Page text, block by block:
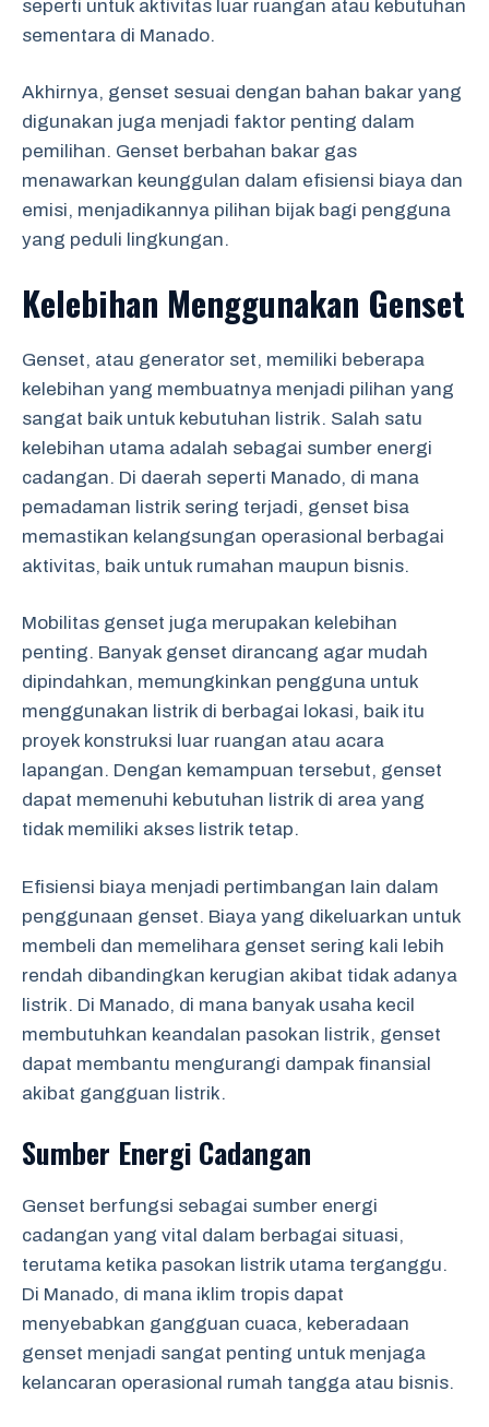
seperti untuk aktivitas luar ruangan atau kebutuhan
sementara di Manado.
Akhirnya, genset sesuai dengan bahan bakar yang
digunakan juga menjadi faktor penting dalam
pemilihan. Genset berbahan bakar gas
menawarkan keunggulan dalam efisiensi biaya dan
emisi, menjadikannya pilihan bijak bagi pengguna
yang peduli lingkungan.
Kelebihan Menggunakan Genset
Genset, atau generator set, memiliki beberapa
kelebihan yang membuatnya menjadi pilihan yang
sangat baik untuk kebutuhan listrik. Salah satu
kelebihan utama adalah sebagai sumber energi
cadangan. Di daerah seperti Manado, di mana
pemadaman listrik sering terjadi, genset bisa
memastikan kelangsungan operasional berbagai
aktivitas, baik untuk rumahan maupun bisnis.
Mobilitas genset juga merupakan kelebihan
penting. Banyak genset dirancang agar mudah
dipindahkan, memungkinkan pengguna untuk
menggunakan listrik di berbagai lokasi, baik itu
proyek konstruksi luar ruangan atau acara
lapangan. Dengan kemampuan tersebut, genset
dapat memenuhi kebutuhan listrik di area yang
tidak memiliki akses listrik tetap.
Efisiensi biaya menjadi pertimbangan lain dalam
penggunaan genset. Biaya yang dikeluarkan untuk
membeli dan memelihara genset sering kali lebih
rendah dibandingkan kerugian akibat tidak adanya
listrik. Di Manado, di mana banyak usaha kecil
membutuhkan keandalan pasokan listrik, genset
dapat membantu mengurangi dampak finansial
akibat gangguan listrik.
Sumber Energi Cadangan
Genset berfungsi sebagai sumber energi
cadangan yang vital dalam berbagai situasi,
terutama ketika pasokan listrik utama terganggu.
Di Manado, di mana iklim tropis dapat
menyebabkan gangguan cuaca, keberadaan
genset menjadi sangat penting untuk menjaga
kelancaran operasional rumah tangga atau bisnis.